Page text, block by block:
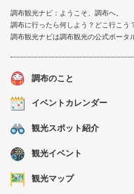
調布観光ナビ：ようこそ、調布へ。
調布に行ったら何しよう？どこ行こう
調布観光ナビは調布観光の公式ポータ
調布のこと
イベントカレンダー
観光スポット紹介
観光イベント
観光マップ